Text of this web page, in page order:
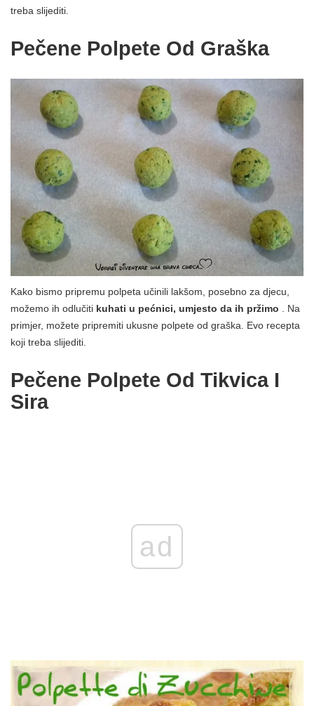
treba slijediti.
Pečene Polpete Od Graška
Kako bismo pripremu polpeta učinili lakšom, posebno za djecu,
možemo ih odlučiti kuhati u pećnici, umjesto da ih pržimo . Na
primjer, možete pripremiti ukusne polpete od graška. Evo recepta
koji treba slijediti.
Pečene Polpete Od Tikvica I
Sira
ad